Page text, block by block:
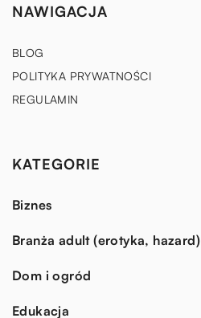
NAWIGACJA
BLOG
POLITYKA PRYWATNOŚCI
REGULAMIN
KATEGORIE
Biznes
Branża adult (erotyka, hazard)
Dom i ogród
Edukacja